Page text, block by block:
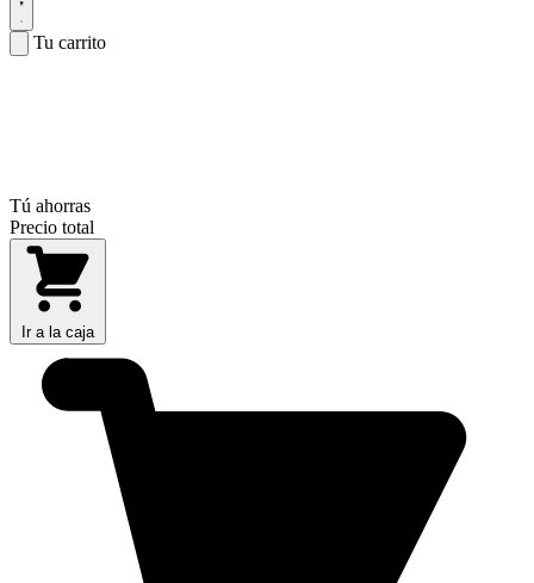
Tu carrito
Tú ahorras
Precio total
Ir a la caja